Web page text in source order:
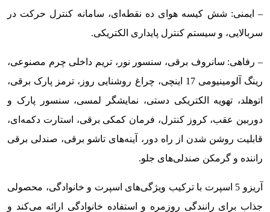
– ایمنی: شش کیسه هوای ده نقطه‌ای، سامانه کنترل حرکت در
سربالایی، و سیستم کنترل پایداری الکتریکی.
– رفاهی: سانروف برقی، سنسور نور، تریم داخلی چرم مصنوعی،
رینگ آلومینیومی 17 اینچی، چراغ روشنایی روز، ترمز پارک برقی،
اتوهلد، تهویه الکتریکی دستی، نمایشگر لمسی، سنسور پارک و
دوربین عقب، کروز کنترل، فرمان کمکی برقی، استارت دکمه‌ای،
قابلیت روشن شدن از راه دور، آینه‌های تاشو برقی، صندلی برقی
راننده و گرمکن صندلی‌های جلو.
آریزو 5 اسپرت با ترکیب ویژگی‌های اسپرت و خانوادگی، محصولی
جذاب برای رانندگی روزمره و استفاده خانوادگی ارائه می‌کند و